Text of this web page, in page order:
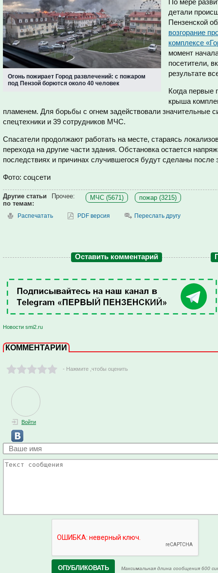
Огонь пожирает Город развлечений: с пожаром
под Пензой борются около 40 человек
По мере
детали
Пензенской
возгорание
комплексе
момент
посетители,
результате
Когда первые
крыша
пламенем. Для борьбы с огнем задействовали значительные
спецтехники и 39 сотрудников МЧС.
Спасатели продолжают работать на месте, стараясь
перехода на другие части здания. Обстановка остается
последствиях и причинах случившегося будут сделаны после
Фото: соцсети
Другие статьи
по темам:
Прочее: МЧС (5671) пожар (3215)
Распечатать PDF версия Переслать другу
Оставить комментарий
Новости smi2.ru
КОММЕНТАРИИ
- Нажмите ,чтобы оценить
Войти
Максимальная длина сообщения 600